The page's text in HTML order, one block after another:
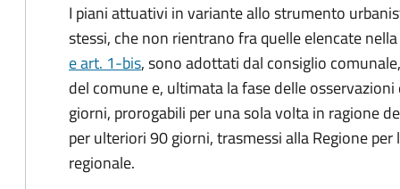
I piani attuativi in variante allo strumento
stessi, che non rientrano fra quelle elencate nella
e art. 1-bis, sono adottati dal consiglio
del comune e, ultimata la fase delle
giorni, prorogabili per una sola volta in ragione
per ulteriori 90 giorni, trasmessi alla Regione
regionale.